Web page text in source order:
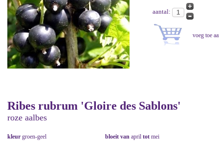
aantal:
Ribes rubrum 'Gloire des Sablons'
roze aalbes
kleur groen-geel bloeit van april tot mei